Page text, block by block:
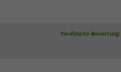
Verifizierte Bewertung